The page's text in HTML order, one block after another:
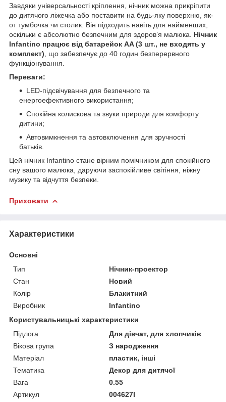
Завдяки універсальності кріплення, нічник можна прикріпити
до дитячого ліжечка або поставити на будь-яку поверхню, як-
от тумбочка чи столик. Він підходить навіть для найменших,
оскільки є абсолютно безпечним для здоров’я малюка. Нічник
Infantino працює від батарейок AA (3 шт., не входять у
комплект) , що забезпечує до 40 годин безперервного
функціонування.
Переваги:
LED-підсвічування для безпечного та
енергоефективного використання;
Спокійна колискова та звуки природи для комфорту
дитини;
Автовимкнення та автовключення для зручності
батьків.
Цей нічник Infantino стане вірним помічником для спокійного
сну вашого малюка, даруючи заспокійливе світіння, ніжну
музику та відчуття безпеки.
Приховати
Характеристики
Основні
Тип
Нічник-проектор
Стан
Новий
Колір
Блакитний
Виробник
Infantino
Користувальницькі характеристики
Підлога
Для дівчат, для хлопчиків
Вікова група
З народження
Матеріал
пластик, інші
Тематика
Декор для дитячої
Вага
0.55
Артикул
004627I